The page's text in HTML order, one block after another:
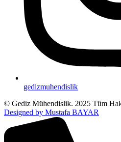
gedizmuhendislik
© Gediz Mühendislik. 2025 Tüm
Designed by Mustafa BAYAR